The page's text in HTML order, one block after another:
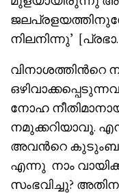
നിലനിന്നു’ [പ്രഭാ.
വിനാശത്തിൻറെ
നോഹ
നമുക്കറിയാവൂ.
അവൻറെ
എന്നു നാം
സംഭവിച്ചു?